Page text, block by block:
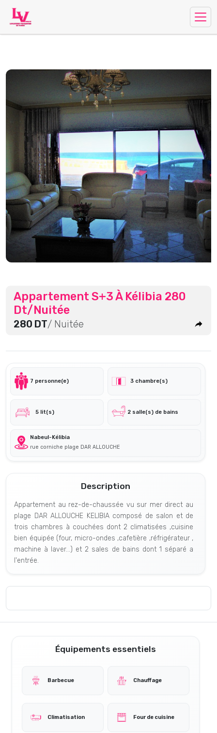
Appartement S+3 À Kélibia 280
Dt/Nuitée
280 DT/ Nuitée
7 personne(e) 3 chambre(s)
5 lit(s) 2 salle(s) de bains
Nabeul-Kélibia
rue corniche plage DAR ALLOUCHE
Description
Appartement au rez-de-chaussée vu sur mer direct au
plage DAR ALLOUCHE KELIBIA composé de salon et de
trois chambres à couchées dont 2 climatisées ,cuisine
bien équipée (four, micro-ondes ,cafetière ,réfrigérateur ,
machine à laver...) et 2 sales de bains dont 1 séparé a
l'entrée.
Équipements essentiels
Barbecue Chauffage
Climatisation Four de cuisine